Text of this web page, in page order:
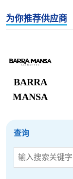
为你推荐供应商
BARRA
MANSA
查询